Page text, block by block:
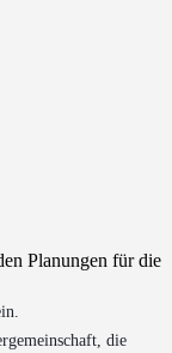
Planungen für die
die